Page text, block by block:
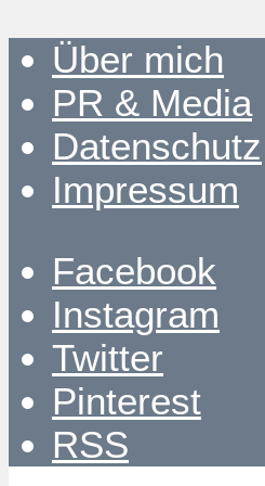
Über mich
PR & Media
Datenschutz
Impressum
Facebook
Instagram
Twitter
Pinterest
RSS